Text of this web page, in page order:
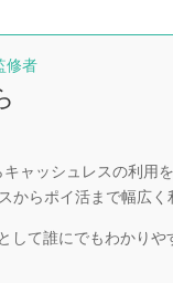
修者
ャッシュレスの利用を
からポイ活まで幅広く
して誰にでもわかりや